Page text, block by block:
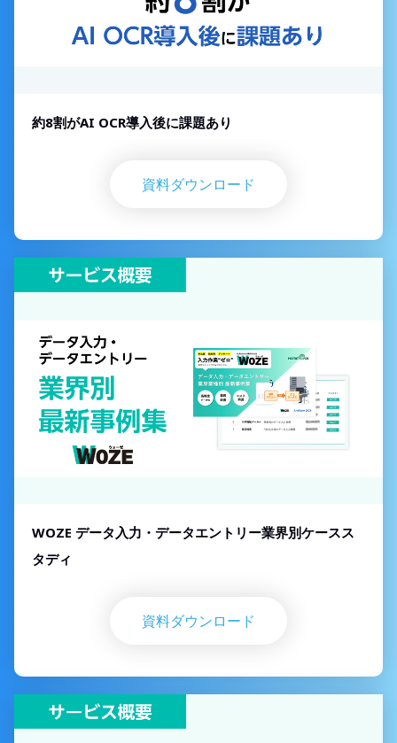
約8割がAI OCR導入後に課題あり
資料ダウンロード
WOZE データ入力・データエントリー業界別ケースス
タディ
資料ダウンロード